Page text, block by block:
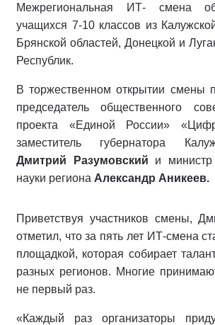
Межрегиональная ИТ- смена
учащихся 7-10 классов из
Брянской областей, Донецкой и
Республик.
В торжественном открытии смены
председатель общественного
проекта «Единой России»
заместитель губернатора
Дмитрий Разумовский и министр
науки региона Александр Аникеев.
Приветствуя участников смены,
отметил, что за пять лет ИТ-смена
площадкой, которая собирает
разных регионов. Многие
не первый раз.
«Каждый раз организаторы